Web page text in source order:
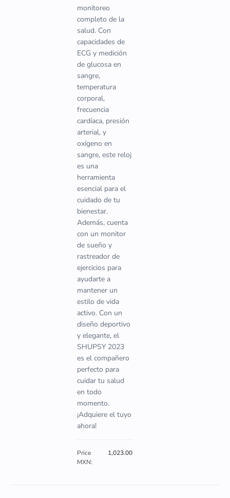
monitoreo
completo de la
salud. Con
capacidades de
ECG y medición
de glucosa en
sangre,
temperatura
corporal,
frecuencia
cardíaca, presión
arterial, y
oxígeno en
sangre, este reloj
es una
herramienta
esencial para el
cuidado de tu
bienestar.
Además, cuenta
con un monitor
de sueño y
rastreador de
ejercicios para
ayudarte a
mantener un
estilo de vida
activo. Con un
diseño deportivo
y elegante, el
SHUPSY 2023
es el compañero
perfecto para
cuidar tu salud
en todo
momento.
¡Adquiere el tuyo
ahora!
Price
MXN:
1,023.00